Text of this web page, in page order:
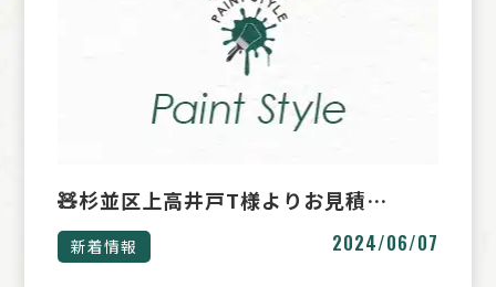
🧸杉並区上高井戸T様よりお見積…
新着情報 2024/06/07